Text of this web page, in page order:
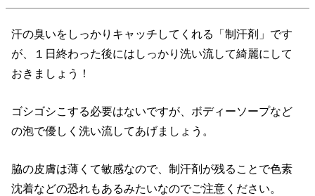
汗の臭いをしっかりキャッチしてくれる「制汗剤」です
が、１日終わった後にはしっかり洗い流して綺麗にして
おきましょう！
ゴシゴシこする必要はないですが、ボディーソープなど
の泡で優しく洗い流してあげましょう。
脇の皮膚は薄くて敏感なので、制汗剤が残ることで色素
沈着などの恐れもあるみたいなのでご注意ください。